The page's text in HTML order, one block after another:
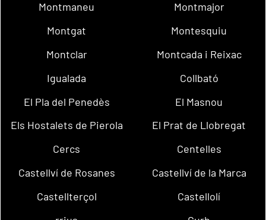
Montmaneu
Montmajor
Montgat
Montesquiu
Montclar
Montcada i Reixac
Igualada
Collbató
El Pla del Penedès
El Masnou
Els Hostalets de Pierola
El Prat de Llobregat
Cercs
Centelles
Castellví de Rosanes
Castellví de la Marca
Castellterçol
Castellolí